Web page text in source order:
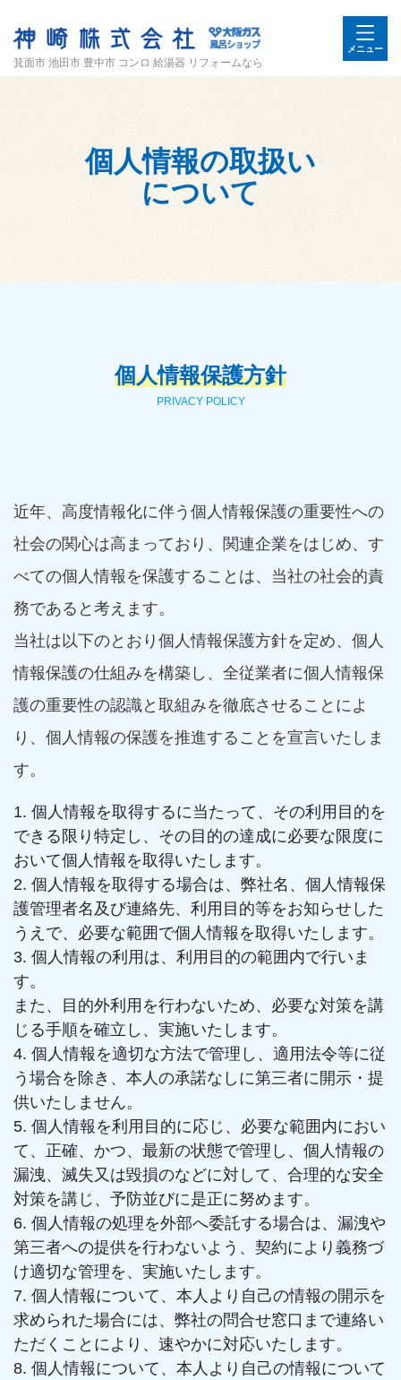
メニュー
箕面市 池田市 豊中市 コンロ 給湯器 リフォームなら
個人情報の取扱い
について
個人情報保護方針
PRIVACY POLICY
近年、高度情報化に伴う個人情報保護の重要性への
社会の関心は高まっており、関連企業をはじめ、す
べての個人情報を保護することは、当社の社会的責
務であると考えます。
当社は以下のとおり個人情報保護方針を定め、個人
情報保護の仕組みを構築し、全従業者に個人情報保
護の重要性の認識と取組みを徹底させることによ
り、個人情報の保護を推進することを宣言いたしま
す。
1. 個人情報を取得するに当たって、その利用目的を
できる限り特定し、その目的の達成に必要な限度に
おいて個人情報を取得いたします。
2. 個人情報を取得する場合は、弊社名、個人情報保
護管理者名及び連絡先、利用目的等をお知らせした
うえで、必要な範囲で個人情報を取得いたします。
3. 個人情報の利用は、利用目的の範囲内で行いま
す。
また、目的外利用を行わないため、必要な対策を講
じる手順を確立し、実施いたします。
4. 個人情報を適切な方法で管理し、適用法令等に従
う場合を除き、本人の承諾なしに第三者に開示・提
供いたしません。
5. 個人情報を利用目的に応じ、必要な範囲内におい
て、正確、かつ、最新の状態で管理し、個人情報の
漏洩、滅失又は毀損のなどに対して、合理的な安全
対策を講じ、予防並びに是正に努めます。
6. 個人情報の処理を外部へ委託する場合は、漏洩や
第三者への提供を行わないよう、契約により義務づ
け適切な管理を、実施いたします。
7. 個人情報について、本人より自己の情報の開示を
求められた場合には、弊社の問合せ窓口まで連絡い
ただくことにより、速やかに対応いたします。
8. 個人情報について、本人より自己の情報について